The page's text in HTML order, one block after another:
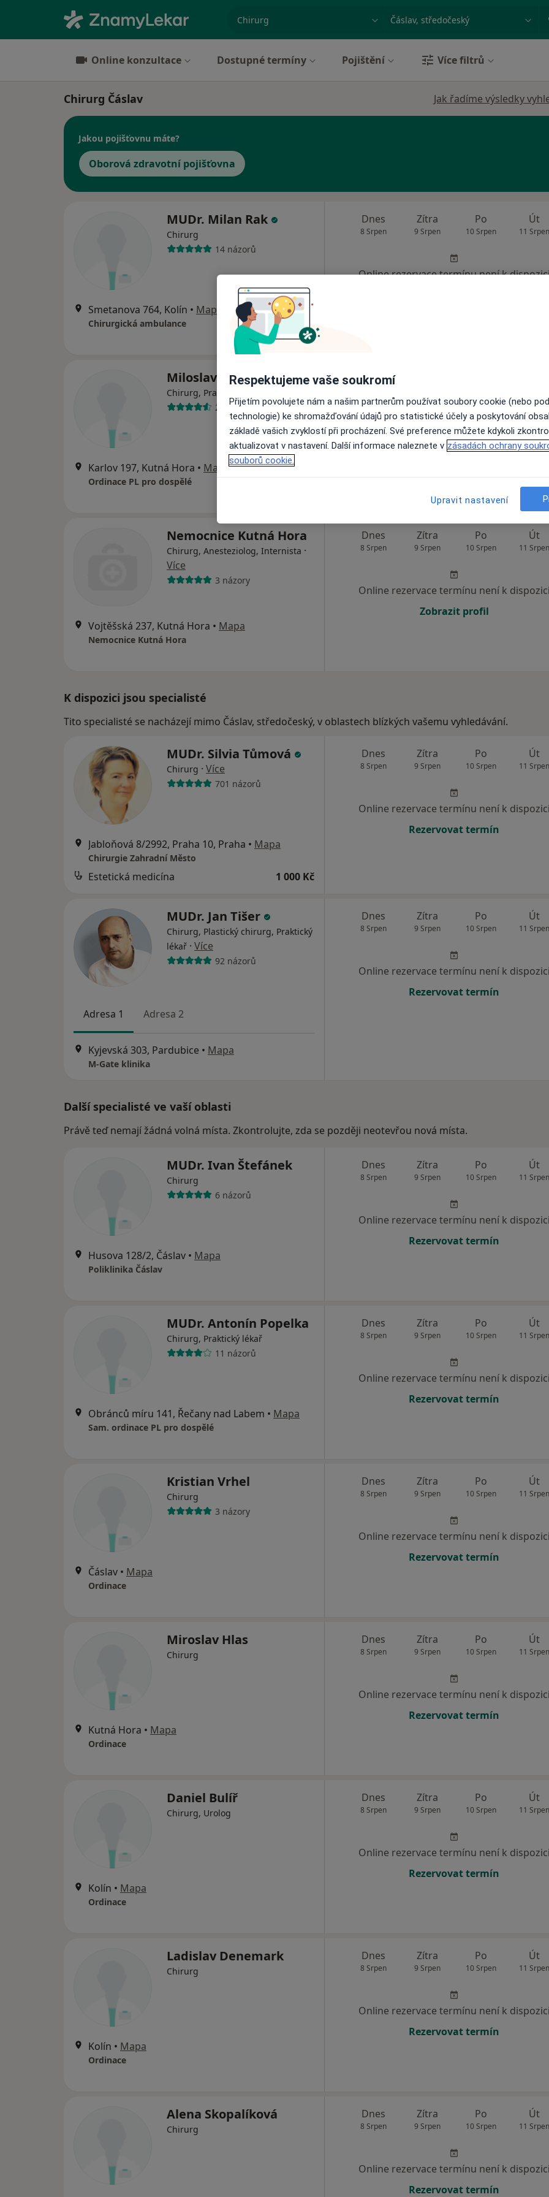
specializace, nemoc nebo příjmeníMěsto nebo region
Online konzultace Dostupné termíny Pojištění Více filtrů
Chirurg Čáslav Jak řadíme výsledky
Jakou pojišťovnu máte?
Oborová zdravotní pojišťovna
MUDr. Milan Rak
Chirurg
14 názorů
Smetanova 764, Kolín • Mapa
Chirurgická ambulance
Dnes
8 Srpen
Zítra
9 Srpen
Po
10 Srpen
Út
11 Srpen
Online rezervace termínu není k
Miloslava Grandischová
Chirurg, Praktický lékař
23 názorů
Karlov 197, Kutná Hora • Mapa
Ordinace PL pro dospělé
Dnes
Online rezervace termínu není k
Rezervovat termín
Nemocnice Kutná Hora
Chirurg, Anesteziolog, Internista ·
Více
3 názory
Vojtěšská 237, Kutná Hora • Mapa
Nemocnice Kutná Hora
Dnes
8 Srpen
Zítra
9 Srpen
Po
10 Srpen
Út
11 Srpen
Online rezervace termínu není k dispozici
Zobrazit profil
K dispozici jsou specialisté
Tito specialisté se nacházejí mimo Čáslav, středočeský, v oblastech blízkých vašemu vyhledávání.
MUDr. Silvia Tůmová
Chirurg · Více
701 názorů
Jabloňová 8/2992, Praha 10, Praha • Mapa
Chirurgie Zahradní Město
Estetická medicína 1 000 Kč
Dnes
8 Srpen
Zítra
9 Srpen
Po
10 Srpen
Út
11 Srpen
Online rezervace termínu není k dispozici
Rezervovat termín
MUDr. Jan Tišer
Chirurg, Plastický chirurg, Praktický
lékař · Více
92 názorů
Adresa 1 Adresa 2
Kyjevská 303, Pardubice • Mapa
M-Gate klinika
Dnes
8 Srpen
Zítra
9 Srpen
Po
10 Srpen
Út
11 Srpen
Online rezervace termínu není k dispozici
Rezervovat termín
Další specialisté ve vaší oblasti
Právě teď nemají žádná volná místa. Zkontrolujte, zda se později neotevřou nová místa.
MUDr. Ivan Štefánek
Chirurg
6 názorů
Husova 128/2, Čáslav • Mapa
Poliklinika Čáslav
Dnes
8 Srpen
Zítra
9 Srpen
Po
10 Srpen
Út
11 Srpen
Online rezervace termínu není k dispozici
Rezervovat termín
MUDr. Antonín Popelka
Chirurg, Praktický lékař
11 názorů
Obránců míru 141, Řečany nad Labem • Mapa
Sam. ordinace PL pro dospělé
Dnes
8 Srpen
Zítra
9 Srpen
Po
10 Srpen
Út
11 Srpen
Online rezervace termínu není k dispozici
Rezervovat termín
Kristian Vrhel
Chirurg
3 názory
Čáslav • Mapa
Ordinace
Dnes
8 Srpen
Zítra
9 Srpen
Po
10 Srpen
Út
11 Srpen
Online rezervace termínu není k dispozici
Rezervovat termín
Miroslav Hlas
Chirurg
Kutná Hora • Mapa
Ordinace
Dnes
8 Srpen
Zítra
9 Srpen
Po
10 Srpen
Út
11 Srpen
Online rezervace termínu není k dispozici
Rezervovat termín
Daniel Bulíř
Chirurg, Urolog
Kolín • Mapa
Ordinace
Dnes
8 Srpen
Zítra
9 Srpen
Po
10 Srpen
Út
11 Srpen
Online rezervace termínu není k dispozici
Rezervovat termín
Ladislav Denemark
Chirurg
Kolín • Mapa
Ordinace
Dnes
8 Srpen
Zítra
9 Srpen
Po
10 Srpen
Út
11 Srpen
Online rezervace termínu není k dispozici
Rezervovat termín
Alena Skopalíková
Chirurg
Dnes
8 Srpen
Zítra
9 Srpen
Po
10 Srpen
Út
11 Srpen
Online rezervace termínu není k dispozici
Rezervovat termín
Respektujeme vaše soukromí
Přijetím povolujete nám a našim partnerům používat soubory cookie (nebo
technologie) ke shromažďování údajů pro statistické účely a poskytování
základě vašich zvyklostí při procházení. Své preference můžete kdykoli
aktualizovat v nastavení. Další informace naleznete v zásadách ochrany
souborů cookie.
Upravit nastavení